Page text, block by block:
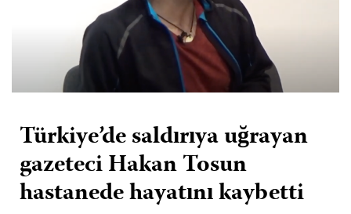
Türkiye’de saldırıya uğrayan
gazeteci Hakan Tosun
hastanede hayatını kaybetti